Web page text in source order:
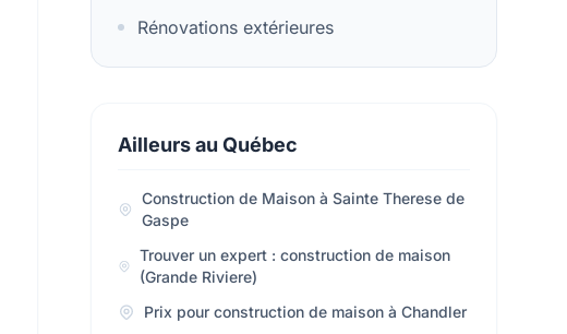
Rénovations extérieures
Ailleurs au Québec
Construction de Maison à Sainte Therese de
Gaspe
Trouver un expert : construction de maison
(Grande Riviere)
Prix pour construction de maison à Chandler